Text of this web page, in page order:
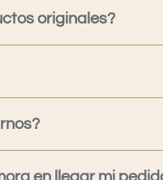
originales?